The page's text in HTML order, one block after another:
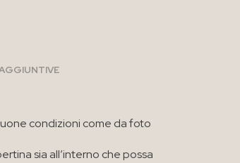
condizioni come da foto
sia all’interno che possa